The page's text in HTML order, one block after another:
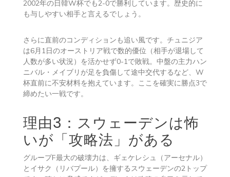
2002年の日韓W杯でも2-0で勝利しています。歴史的に
も与しやすい相手と言えるでしょう。
さらに直前のコンディションも追い風です。チュニジア
は6月1日のオーストリア戦で数的優位（相手が退場して
人数が多い状況）を活かせず0-1で敗戦。中盤の主力ハン
ニバル・メイブリが足を負傷して途中交代するなど、W
杯直前に不安材料を抱えています。ここを確実に勝点3で
締めたい一戦です。
理由3：スウェーデンは怖
いが「攻略法」がある
グループF最大の破壊力は、ギェケレシュ（アーセナル）
とイサク（リバプール）を擁するスウェーデンの2トップ